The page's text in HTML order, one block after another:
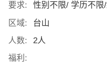
要求:
性别不限/ 学历不限
区域:
台山
人数:
2人
福利: